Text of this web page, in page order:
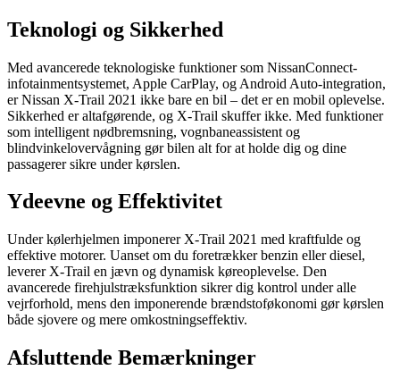
Teknologi og Sikkerhed
Med avancerede teknologiske funktioner som NissanConnect-
infotainmentsystemet, Apple CarPlay, og Android Auto-integration,
er Nissan X-Trail 2021 ikke bare en bil – det er en mobil oplevelse.
Sikkerhed er altafgørende, og X-Trail skuffer ikke. Med funktioner
som intelligent nødbremsning, vognbaneassistent og
blindvinkelovervågning gør bilen alt for at holde dig og dine
passagerer sikre under kørslen.
Ydeevne og Effektivitet
Under kølerhjelmen imponerer X-Trail 2021 med kraftfulde og
effektive motorer. Uanset om du foretrækker benzin eller diesel,
leverer X-Trail en jævn og dynamisk køreoplevelse. Den
avancerede firehjulstræksfunktion sikrer dig kontrol under alle
vejrforhold, mens den imponerende brændstoføkonomi gør kørslen
både sjovere og mere omkostningseffektiv.
Afsluttende Bemærkninger